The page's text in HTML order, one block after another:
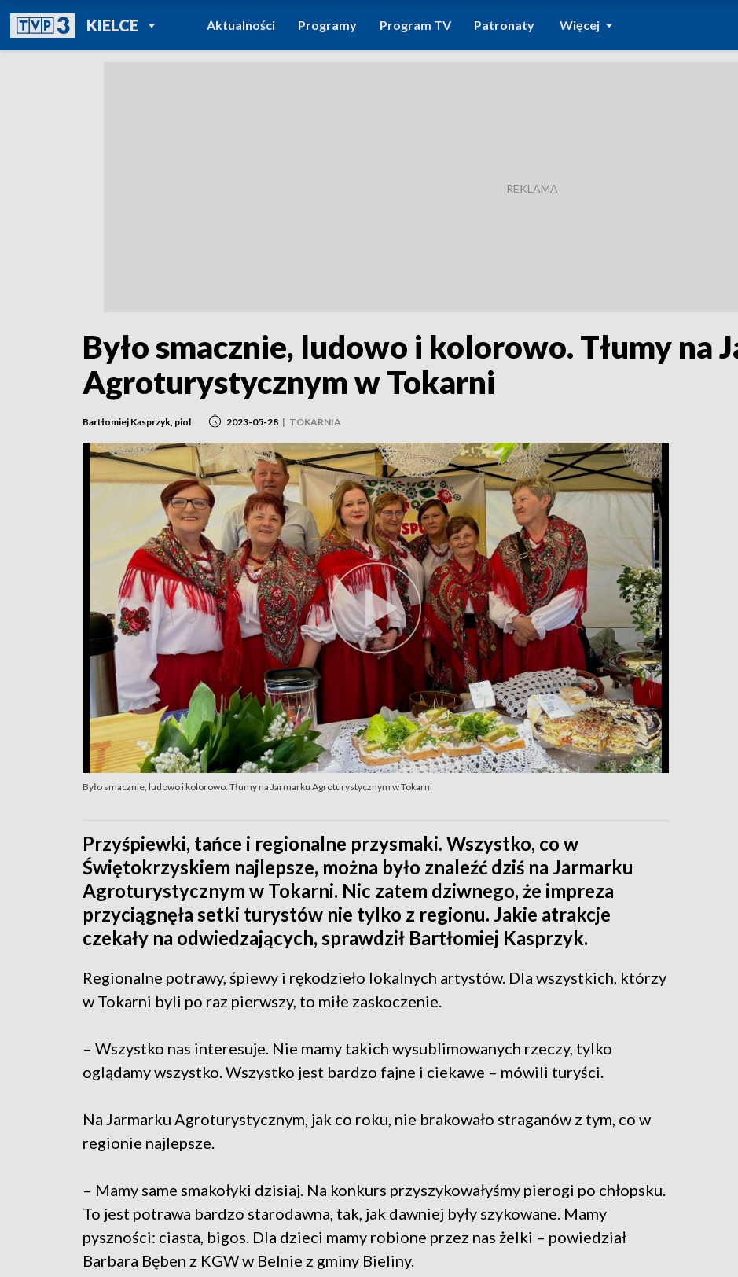
KIELCEPOWRÓT DO
TVP REGIONY
Aktualności Programy Program TV Patronaty Więcej
Było smacznie, ludowo i kolorowo. Tłumy na
Agroturystycznym w Tokarni
Bartłomiej Kasprzyk, piol 2023-05-28 | TOKARNIA
Było smacznie, ludowo i kolorowo. Tłumy na Jarmarku Agroturystycznym w Tokarni
Przyśpiewki, tańce i regionalne przysmaki. Wszystko, co w
Świętokrzyskiem najlepsze, można było znaleźć dziś na Jarmarku
Agroturystycznym w Tokarni. Nic zatem dziwnego, że impreza
przyciągnęła setki turystów nie tylko z regionu. Jakie atrakcje
czekały na odwiedzających, sprawdził Bartłomiej Kasprzyk.
Regionalne potrawy, śpiewy i rękodzieło lokalnych artystów. Dla wszystkich, którzy
w Tokarni byli po raz pierwszy, to miłe zaskoczenie.
– Wszystko nas interesuje. Nie mamy takich wysublimowanych rzeczy, tylko
oglądamy wszystko. Wszystko jest bardzo fajne i ciekawe – mówili turyści.
Na Jarmarku Agroturystycznym, jak co roku, nie brakowało straganów z tym, co w
regionie najlepsze.
– Mamy same smakołyki dzisiaj. Na konkurs przyszykowałyśmy pierogi po chłopsku.
To jest potrawa bardzo starodawna, tak, jak dawniej były szykowane. Mamy
pyszności: ciasta, bigos. Dla dzieci mamy robione przez nas żelki – powiedział
Barbara Bęben z KGW w Belnie z gminy Bieliny.